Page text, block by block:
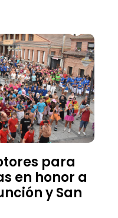
para
en honor a
y San